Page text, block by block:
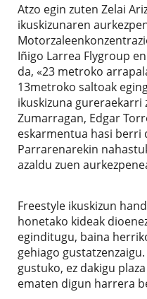
Atzo egin zuten Zelai
ikuskizunaren
Iñigo Larrea Flygroup
da, «23 metroko
13metroko saltoak
ikuskizuna gureraekarri
Zumarragan, Edgar
eskarmentua hasi berri
Parrarenarekin
azaldu zuen
Freestyle ikuskizun
honetako kideak
eginditugu, baina
gehiago
gustuko, ez dakigu
ematen digun harrera